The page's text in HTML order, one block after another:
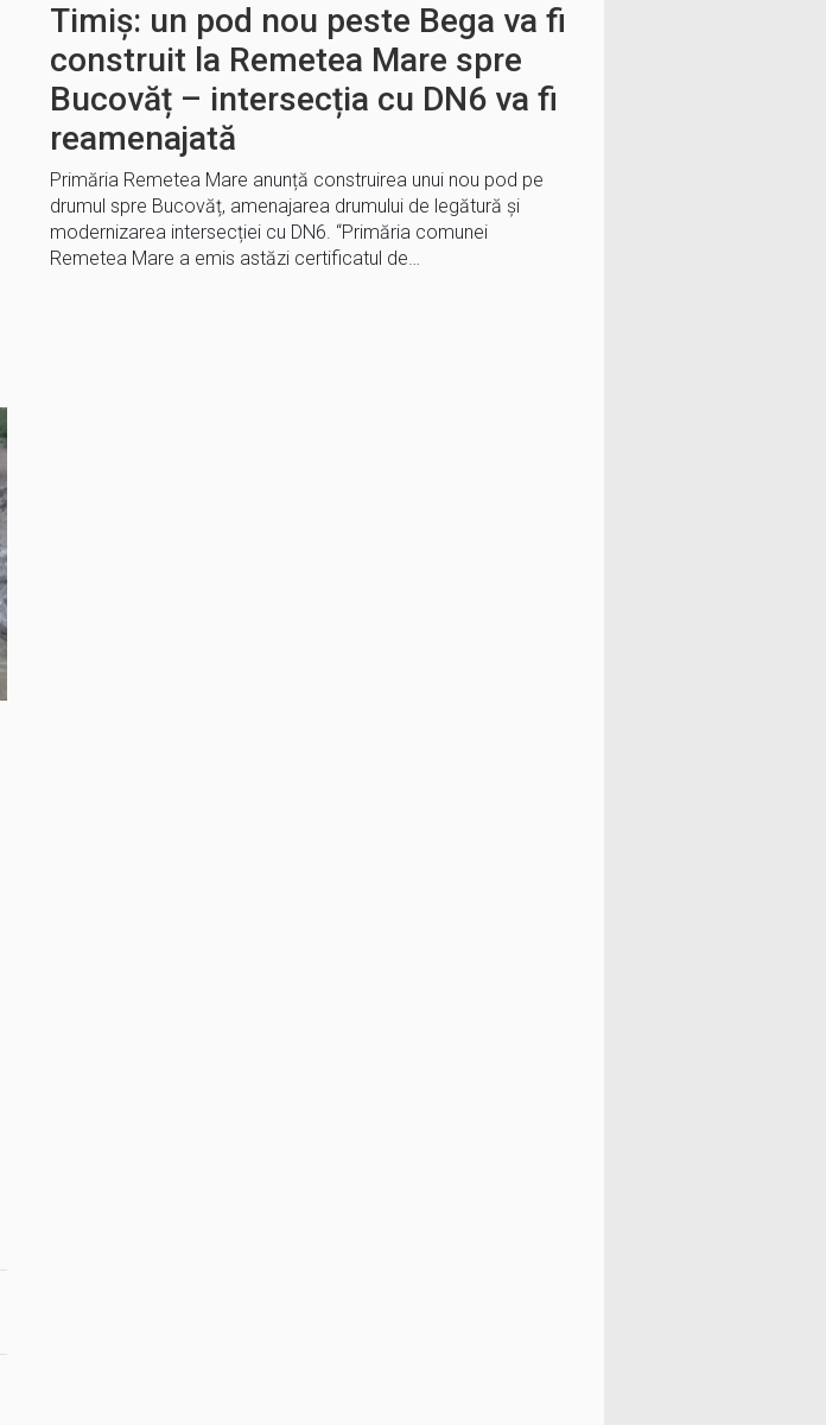
Timiș: un pod nou peste Bega va fi
construit la Remetea Mare spre
Bucovăț – intersecția cu DN6 va fi
reamenajată
Primăria Remetea Mare anunță construirea unui nou pod pe
drumul spre Bucovăț, amenajarea drumului de legătură și
modernizarea intersecției cu DN6. “Primăria comunei
Remetea Mare a emis astăzi certificatul de…